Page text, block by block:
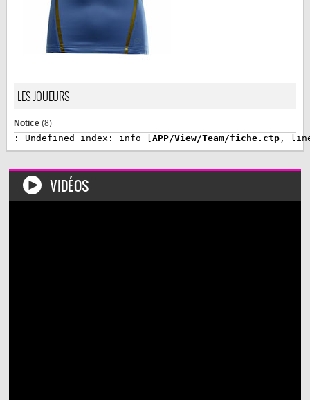
LES JOUEURS
Notice (8)
: Undefined index: info [APP/View/Team/fiche.ctp,
VIDÉOS